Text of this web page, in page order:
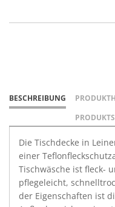
BESCHREIBUNG
Die Tischdecke in
einer
Tischwäsche ist fleck-
pflegeleicht,
der Eigenschaften ist